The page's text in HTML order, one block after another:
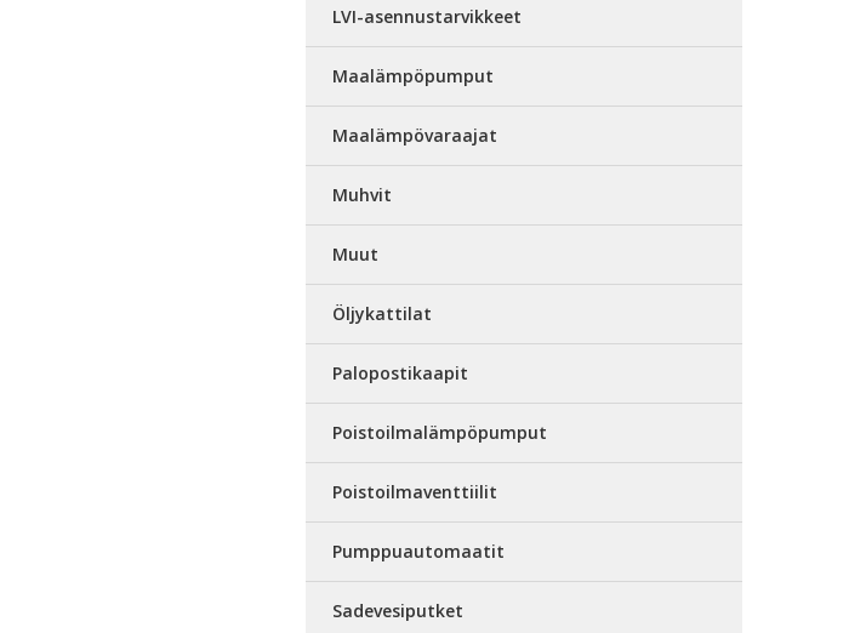
LVI-asennustarvikkeet
Maalämpöpumput
Maalämpövaraajat
Muhvit
Muut
Öljykattilat
Palopostikaapit
Poistoilmalämpöpumput
Poistoilmaventtiilit
Pumppuautomaatit
Sadevesiputket